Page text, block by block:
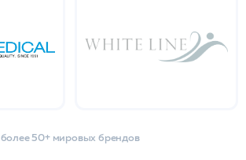
более 50+ мировых брендов